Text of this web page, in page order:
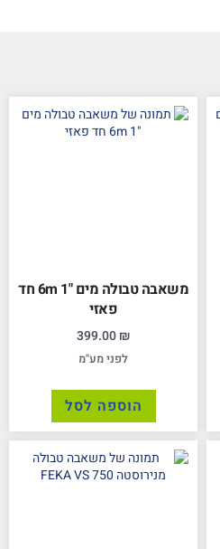
משאבה טבולה מים "1 6m חד
פאזי
399.00₪
לפני מע"מ
הוספה לסל